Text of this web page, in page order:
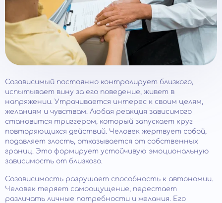
Созависимый постоянно контролирует близкого,
испытывает вину за его поведение, живет в
напряжении. Утрачивается интерес к своим целям,
желаниям и чувствам. Любая реакция зависимого
становится триггером, который запускает круг
повторяющихся действий. Человек жертвует собой,
подавляет злость, отказывается от собственных
границ. Это формирует устойчивую эмоциональную
зависимость от близкого.
Созависимость разрушает способность к автономии.
Человек теряет самоощущение, перестает
различать личные потребности и желания. Его